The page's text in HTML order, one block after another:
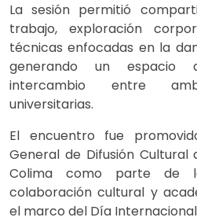
La sesión permitió
trabajo, exploración
técnicas enfocadas en la
generando un espacio
intercambio entre
universitarias.
El encuentro fue
General de Difusión Cultural
Colima como parte de
colaboración cultural y
el marco del Día